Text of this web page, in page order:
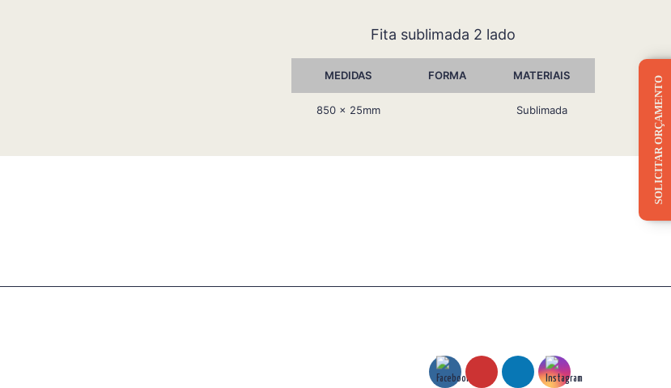
Fita sublimada 2 lado
MEDIDAS FORMA MATERIAIS
850 x 25mm Sublimada SOLICITAR ORÇAMENTO